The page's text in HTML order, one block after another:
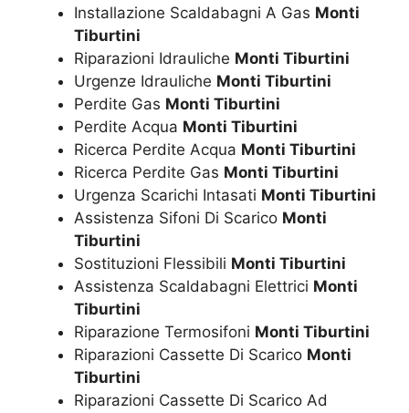
Installazione Scaldabagni A Gas Monti
Tiburtini
Riparazioni Idrauliche Monti Tiburtini
Urgenze Idrauliche Monti Tiburtini
Perdite Gas Monti Tiburtini
Perdite Acqua Monti Tiburtini
Ricerca Perdite Acqua Monti Tiburtini
Ricerca Perdite Gas Monti Tiburtini
Urgenza Scarichi Intasati Monti Tiburtini
Assistenza Sifoni Di Scarico Monti
Tiburtini
Sostituzioni Flessibili Monti Tiburtini
Assistenza Scaldabagni Elettrici Monti
Tiburtini
Riparazione Termosifoni Monti Tiburtini
Riparazioni Cassette Di Scarico Monti
Tiburtini
Riparazioni Cassette Di Scarico Ad